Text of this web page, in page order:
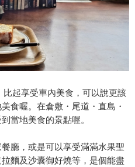
起享受車內美食，可以說更該
食喔。在倉敷・尾道・直島・
當地美食的景點喔。
廳，或是可以享受滿滿水果聖
麵及沙囊御好燒等，是個能盡